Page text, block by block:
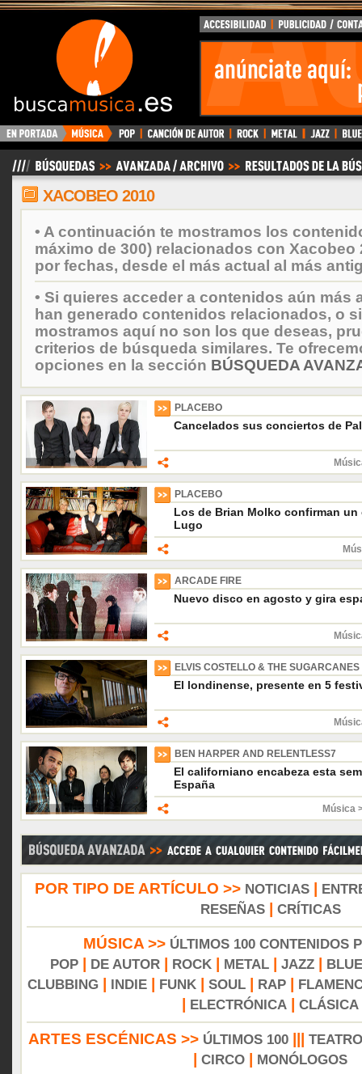
BuscaMusica.es
XACOBEO 2010
• A continuación te mostramos los
máximo de 300) relacionados con Xacobeo
por fechas, desde el más actual al más
• Si quieres acceder a contenidos aún más
han generado contenidos relacionados, o
mostramos aquí no son los que deseas,
criterios de búsqueda similares. Te
opciones en la sección BÚSQUEDA
PLACEBO
Cancelados sus conciertos de
PLACEBO
Los de Brian Molko confirman
Lugo
ARCADE FIRE
Nuevo disco en agosto y gira
ELVIS COSTELLO & THE SUGARCANES
El londinense, presente en 5
BEN HARPER AND RELENTLESS7
El californiano encabeza esta
España
Música
POR TIPO DE ARTÍCULO >> NOTICIAS|
RESEÑAS| CRÍTICAS
MÚSICA >> ÚLTIMOS 100 CONTENIDOS
POP
DE AUTOR ROCK METAL JAZZ
CLUBBING
INDIE FUNK SOUL RAP
ELECTRÓNICA CLÁSICA
ARTES ESCÉNICAS >> ÚLTIMOS 100||| TEATRO
CIRCO MONÓLOGOS